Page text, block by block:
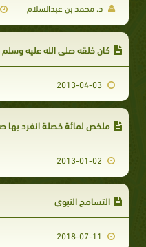
د. محمد بن عبدالسلام
كان خلقه صلى الله عليه وسلم
ملخص لمائة خصلة انفرد بها صلى
التسامح النبوي